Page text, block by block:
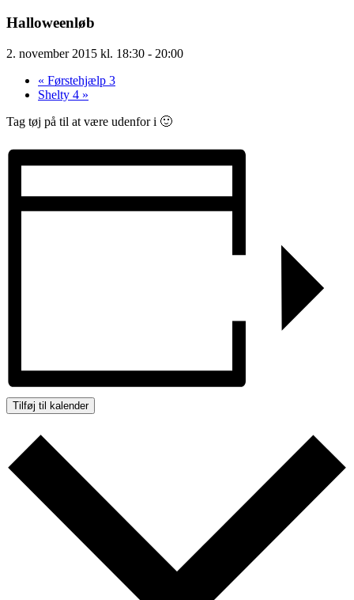
Halloweenløb
2. november 2015 kl. 18:30 - 20:00
« Førstehjælp 3
Shelty 4 »
Tag tøj på til at være udenfor i 🙂
Tilføj til kalender